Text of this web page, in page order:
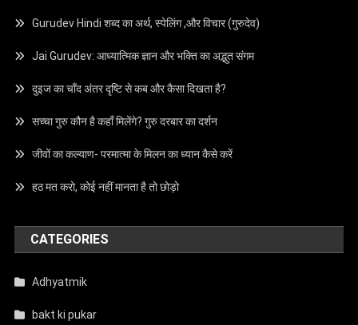
Gurudev Hindi शब्द का अर्थ, स्पेलिंग ,और विचार (गुरुदेव)
Jai Gurudev: आध्यात्मिक ज्ञान और भक्ति का अद्भुत संगम
दुइज का चाँद अंतर दृष्टि से कब और कैसा दिखता है?
सच्चा गुरु कौन है कहाँ मिलेंगे? गुरु दरबार का दर्शन
जीवों का कल्याण- परमात्मा के मिलन का ध्यान कैसे करें
हठ मत करो, कोई नहीं मानता है तो छोड़ो
CATEGORIES
Adhyatmik
bakt ki pukar